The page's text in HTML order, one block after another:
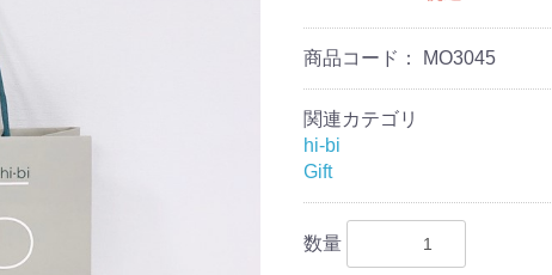
商品コード： MO3045
関連カテゴリ
hi-bi
Gift
数量